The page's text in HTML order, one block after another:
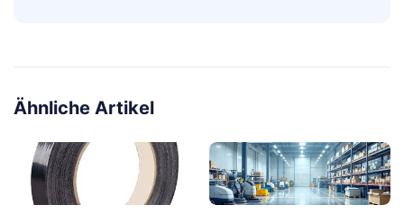
Ähnliche Artikel